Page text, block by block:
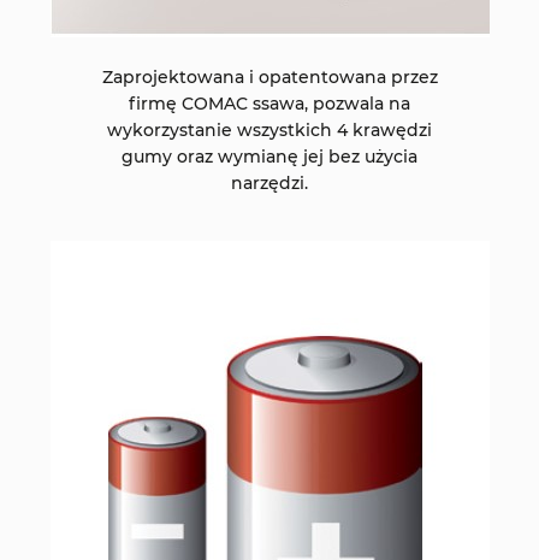
Zaprojektowana i opatentowana przez
firmę COMAC ssawa, pozwala na
wykorzystanie wszystkich 4 krawędzi
gumy oraz wymianę jej bez użycia
narzędzi.